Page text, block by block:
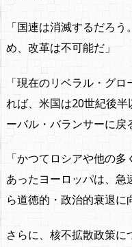
「国連は消滅するだろ
め、改革は不可能だ」
「現在のリベラル・グ
れば、米国は20世紀後
ーバル・バランサーに戻
「かつてロシアや他の
あったヨーロッパは、
ら道徳的・政治的衰退に
さらに、核不拡散政策に